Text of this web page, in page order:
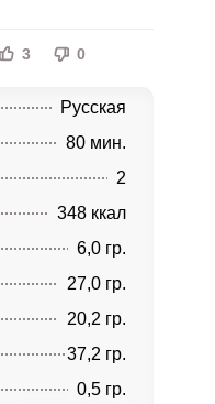
3 0
Русская
80 мин.
2
348 ккал
6,0 гр.
27,0 гр.
20,2 гр.
37,2 гр.
0,5 гр.